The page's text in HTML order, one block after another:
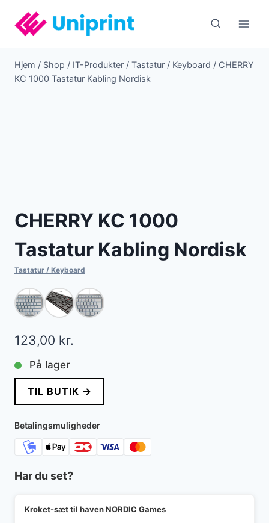
indhold
Hjem / Shop / IT-Produkter / Tastatur / Keyboard / CHERRY
KC 1000 Tastatur Kabling Nordisk
CHERRY KC 1000
Tastatur Kabling Nordisk
Tastatur / Keyboard
123,00 kr.
På lager
TIL BUTIK →
Betalingsmuligheder
Har du set?
Kroket-sæt til haven NORDIC Games